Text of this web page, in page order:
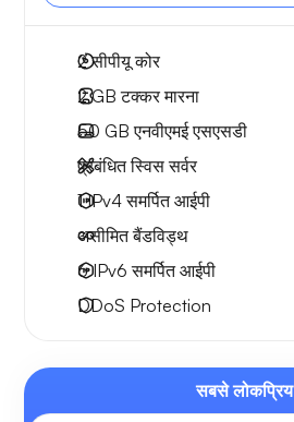
2सीपीयू कोर
2 GB टक्कर मारना
50 GB एनवीएमई एसएसडी
प्रबंधित स्विस सर्वर
1 IPv4समर्पित आईपी
असीमित बैंडविड्थ
6 IPv6समर्पित आईपी
DDoS Protection
सबसे लोकप्रिय